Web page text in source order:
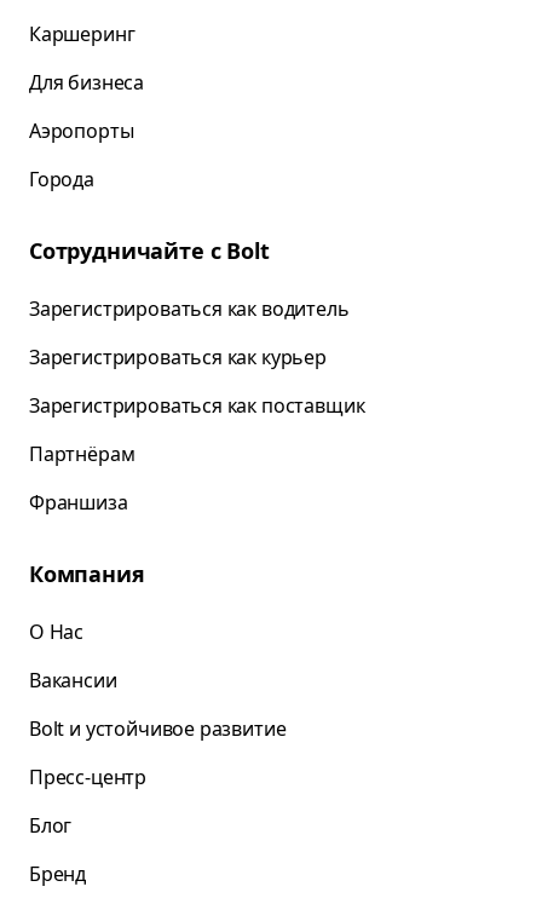
Каршеринг
Для бизнеса
Аэропорты
Города
Сотрудничайте с Bolt
Зарегистрироваться как водитель
Зарегистрироваться как курьер
Зарегистрироваться как поставщик
Партнёрам
Франшиза
Компания
О Нас
Вакансии
Bolt и устойчивое развитие
Пресс-центр
Блог
Бренд